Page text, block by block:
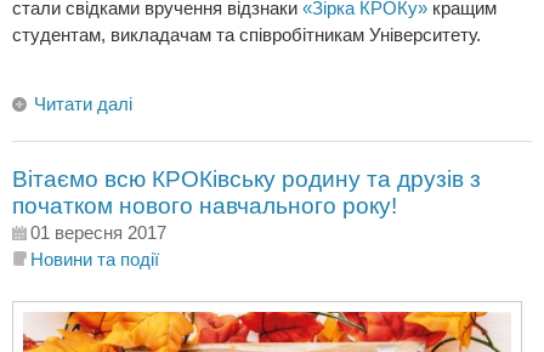
стали свідками вручення відзнаки «Зірка КРОКу» кращим
студентам, викладачам та співробітникам Університету.
Читати далі
Вітаємо всю КРОКівську родину та друзів з
початком нового навчального року!
01 вересня 2017
Новини та події